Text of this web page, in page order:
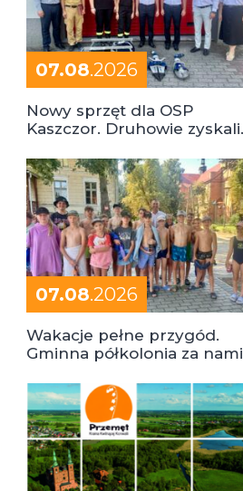
07.08.2026
Nowy sprzęt dla OSP
Kaszczor. Druhowie zyskali
07.08.2026
Wakacje pełne przygód.
Gminna półkolonia za nami